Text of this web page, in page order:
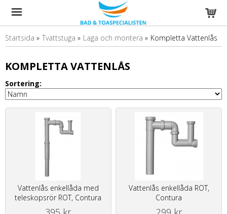
Startsida » Tvättstuga » Laga och montera » Kompletta Vattenlås
KOMPLETTA VATTENLÅS
Sortering:
Vattenlås enkellåda med
teleskopsrör ROT, Contura
Vattenlås enkellåda ROT,
Contura